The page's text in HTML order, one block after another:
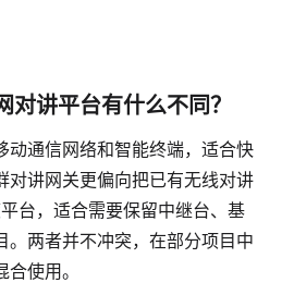
对讲平台有什么不同？
动通信网络和智能终端，适合快
对讲网关更偏向把已有无线对讲
台，适合需要保留中继台、基
。两者并不冲突，在部分项目中
使用。